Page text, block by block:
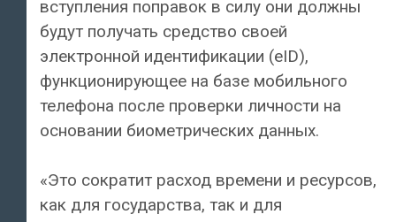
вступления поправок в силу они должны
будут получать средство своей
электронной идентификации (eID),
функционирующее на базе мобильного
телефона после проверки личности на
основании биометрических данных.
«Это сократит расход времени и ресурсов,
как для государства, так и для